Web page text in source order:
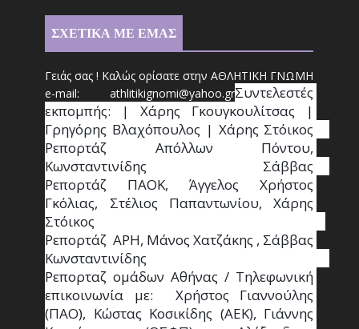
ΣΧΕΤΙΚΑ ΜΕ ΕΜΑΣ
Γειάς σας ! Καλώς ορίσατε στην ΑΘΛΗΤΙΚΗ ΓΝΩΜΗ
e-mail: athlitikignomi@yahoo.grΣυντελεστές
εκπομπής: | Χάρης Γκουγκουλίτσας |
Γρηγόρης Βλαχόπουλος | Χάρης Στόικος
Ρεπορτάζ Απόλλων Πόντου,
Κωνσταντινίδης   Σάββας
Ρεπορτάζ ΠΑΟΚ, Άγγελος Χρήστος
Γκόλιας, Στέλιος Παπαντωνίου, Χάρης
Στόικος
Ρεπορτάζ  ΑΡΗ, Μάνος Χατζάκης , Σάββας
Κωνσταντινίδης
Ρεπορταζ ομάδων Αθήνας / Τηλεφωνική
επικοινωνία με:  Χρήστος Γιαννούλης
(ΠΑΟ), Κώστας Κοσικίδης (ΑΕΚ), Γιάννης